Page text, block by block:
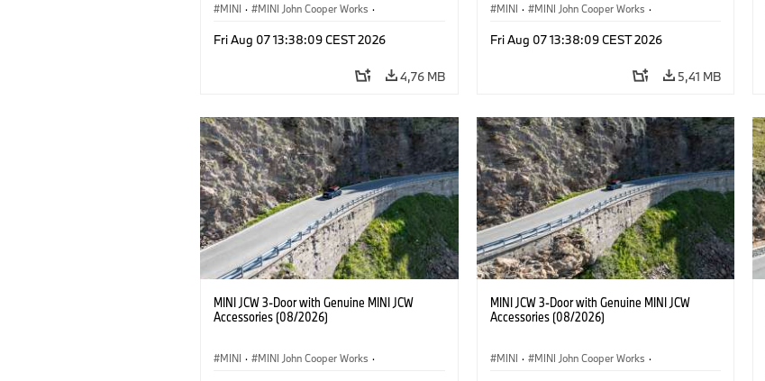
MINI · MINI John Cooper Works ·
Opcionális extrák, kiegészítők
Fri Aug 07 13:38:09 CEST 2026
4,76 MB
MINI · MINI John Cooper Works ·
Opcionális extrák, kiegészítők
Fri Aug 07 13:38:09 CEST 2026
5,41 MB
MINI JCW 3-Door with Genuine MINI JCW
Accessories (08/2026)
MINI · MINI John Cooper Works ·
MINI JCW 3-Door with Genuine MINI JCW
Accessories (08/2026)
MINI · MINI John Cooper Works ·